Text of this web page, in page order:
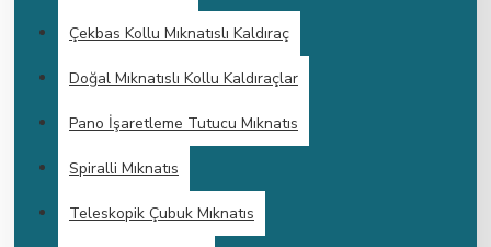
Çekbas Kollu Mıknatıslı Kaldıraç
Doğal Mıknatıslı Kollu Kaldıraçlar
Pano İşaretleme Tutucu Mıknatıs
Spiralli Mıknatıs
Teleskopik Çubuk Mıknatıs